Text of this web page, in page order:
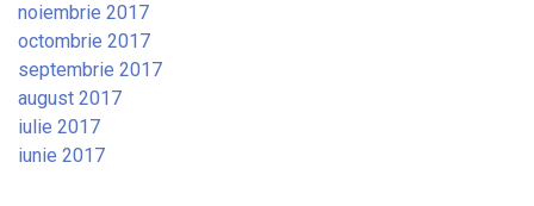
noiembrie 2017
octombrie 2017
septembrie 2017
august 2017
iulie 2017
iunie 2017